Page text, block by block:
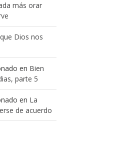
más orar
Dios nos
en Bien
parte 5
en La
de acuerdo